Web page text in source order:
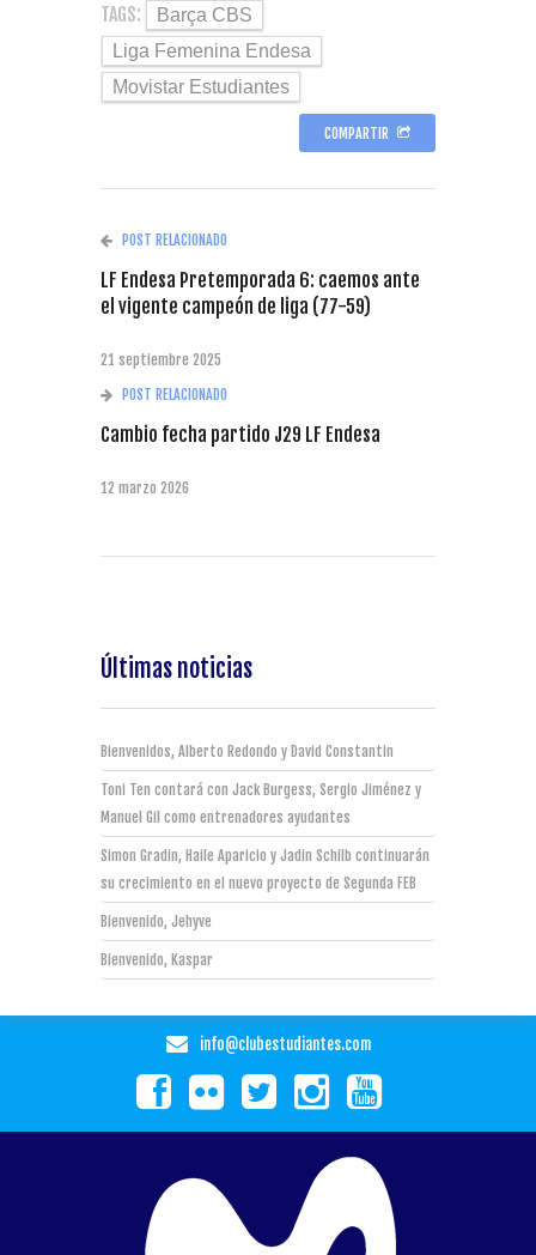
TAGS:
Barça CBS
Liga Femenina Endesa
Movistar Estudiantes
COMPARTIR
POST RELACIONADO
LF Endesa Pretemporada 6: caemos ante
el vigente campeón de liga (77-59)
21 septiembre 2025
POST RELACIONADO
Cambio fecha partido J29 LF Endesa
12 marzo 2026
Últimas noticias
Bienvenidos, Alberto Redondo y David Constantin
Toni Ten contará con Jack Burgess, Sergio Jiménez y
Manuel Gil como entrenadores ayudantes
Simon Gradin, Haile Aparicio y Jadin Schilb continuarán
su crecimiento en el nuevo proyecto de Segunda FEB
Bienvenido, Jehyve
Bienvenido, Kaspar
info@clubestudiantes.com